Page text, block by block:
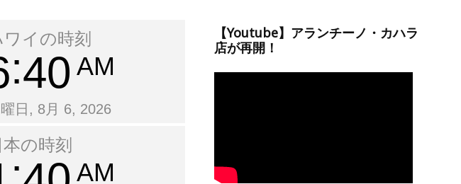
イの時刻
40 AM
日, 8月 6, 2026
本の時刻
AM
【Youtube】アランチーノ・カハラ
店が再開！